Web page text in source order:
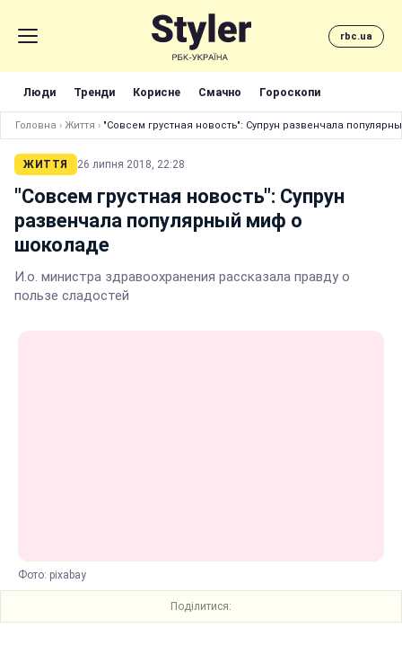
rbc.ua
Люди Тренди Корисне Смачно Гороскопи
Головна › Життя › "Совсем грустная новость": Супрун развенчала
ЖИТТЯ 26 липня 2018, 22:28
"Совсем грустная новость": Супрун
развенчала популярный миф о
шоколаде
И.о. министра здравоохранения рассказала правду о
пользе сладостей
Фото: pixabay
Поділитися: